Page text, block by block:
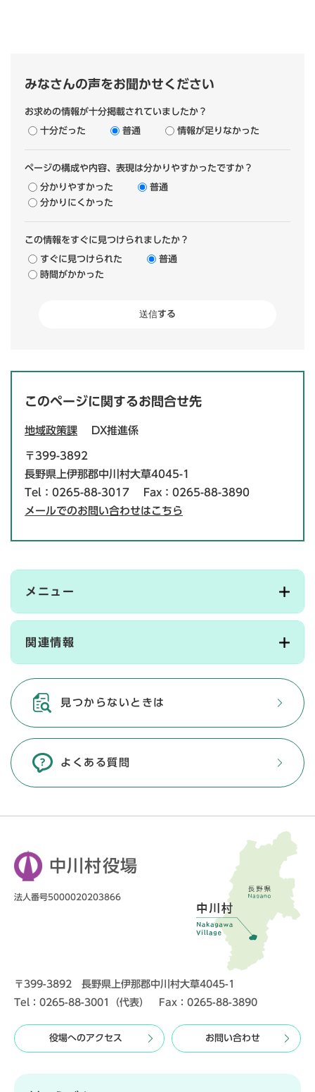
みなさんの声をお聞かせください
お求めの情報が十分掲載されていましたか？
十分だった 普通 情報が足りなかった
ページの構成や内容、表現は分かりやすかったですか？
分かりやすかった
普通
分かりにくかった
この情報をすぐに見つけられましたか？
すぐに見つけられた
普通
時間がかかった
このページに関するお問合せ先
地域政策課 DX推進係
〒399-3892
長野県上伊那郡中川村大草4045-1
Tel：0265-88-3017
Fax：0265-88-3890
メールでのお問い合わせはこちら
メニュー
関連情報
見つからないときは
よくある質問
中川村役場
法人番号5000020203866
〒399-3892 長野県上伊那郡中川村大草4045-1
Tel：0265-88-3001（代表） Fax：0265-88-3890
役場へのアクセス お問い合わせ